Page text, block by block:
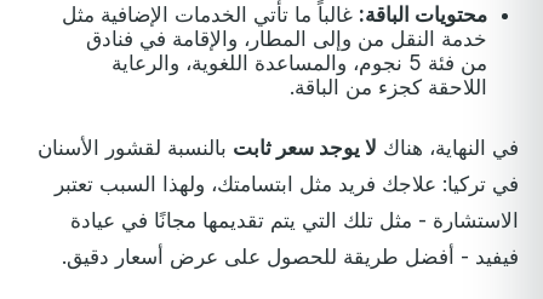
محتويات الباقة: غالباً ما تأتي الخدمات الإضافية مثل
خدمة النقل من وإلى المطار، والإقامة في فنادق
من فئة 5 نجوم، والمساعدة اللغوية، والرعاية
اللاحقة كجزء من الباقة.
في النهاية، هناك لا يوجد سعر ثابت بالنسبة لقشور الأسنان
في تركيا: علاجك فريد مثل ابتسامتك، ولهذا السبب تعتبر
الاستشارة - مثل تلك التي يتم تقديمها مجانًا في عيادة
فيفيد - أفضل طريقة للحصول على عرض أسعار دقيق.